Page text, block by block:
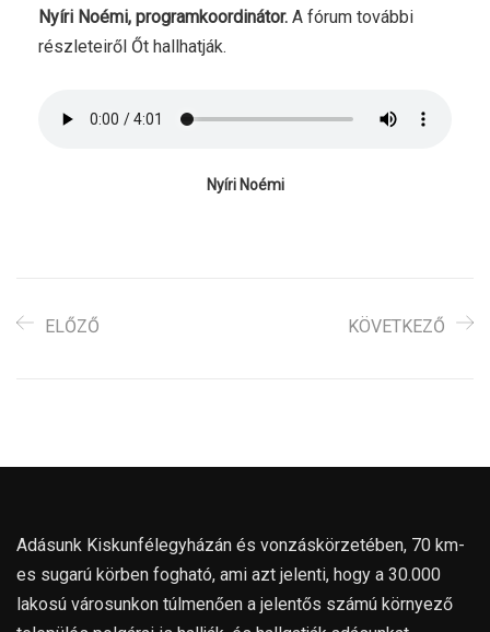
Nyíri Noémi, programkoordinátor. A fórum további
részleteiről Őt hallhatják.
Nyíri Noémi
ELŐZŐ KÖVETKEZŐ
Adásunk Kiskunfélegyházán és vonzáskörzetében, 70 km-
es sugarú körben fogható, ami azt jelenti, hogy a 30.000
lakosú városunkon túlmenően a jelentős számú környező